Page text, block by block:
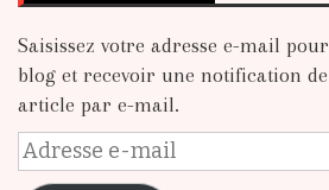
Saisissez votre adresse e-mail
blog et recevoir une notification
article par e-mail.
Adresse
e-